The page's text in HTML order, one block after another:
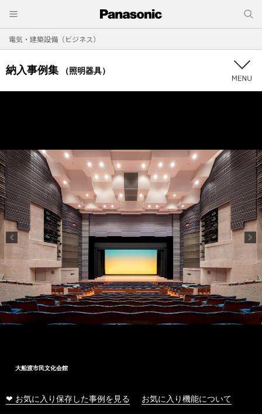
電気・建築設備（ビジネス）
納入事例集 （照明器具）
大船渡市民文化会館
❤ お気に入り保存した事例を見る お気に入り機能について